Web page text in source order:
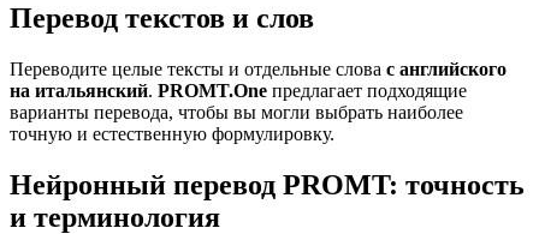
Перевод текстов и слов
Переводите целые тексты и отдельные слова с английского
на итальянский. PROMT.One предлагает подходящие
варианты перевода, чтобы вы могли выбрать наиболее
точную и естественную формулировку.
Нейронный перевод PROMT: точность
и терминология